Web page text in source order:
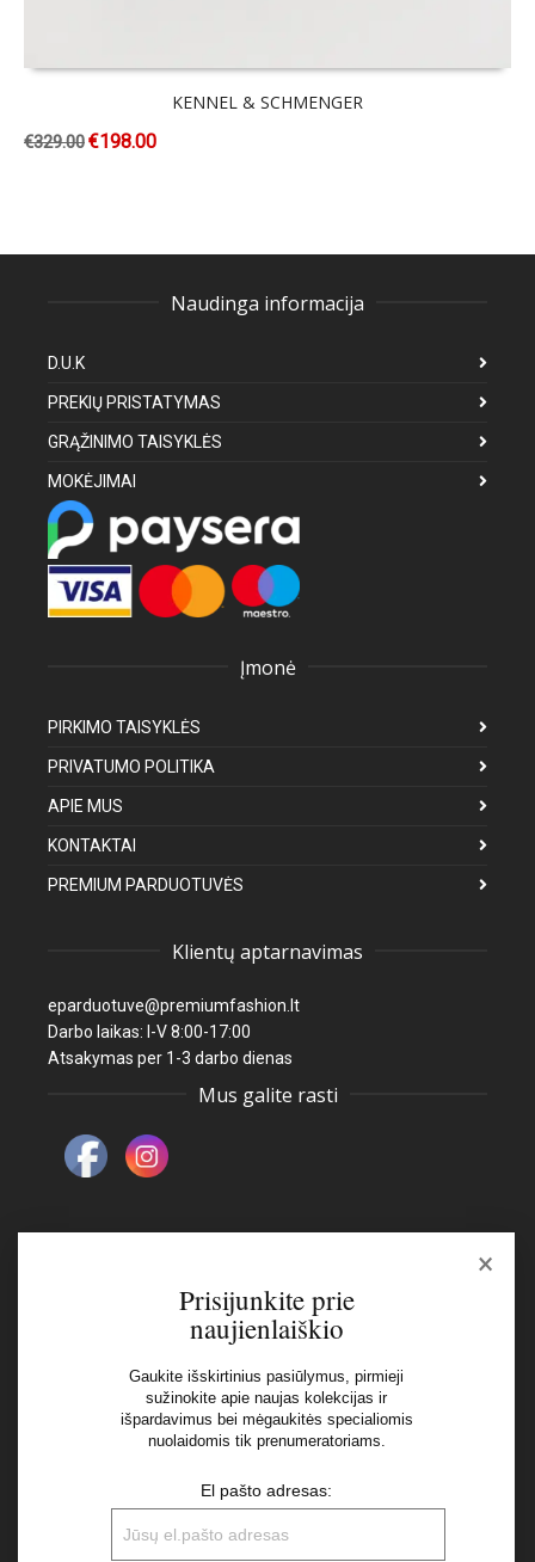
KENNEL & SCHMENGER
€329.00€198.00
Naudinga informacija
D.U.K
PREKIŲ PRISTATYMAS
GRĄŽINIMO TAISYKLĖS
MOKĖJIMAI
Įmonė
PIRKIMO TAISYKLĖS
PRIVATUMO POLITIKA
APIE MUS
KONTAKTAI
PREMIUM PARDUOTUVĖS
Klientų aptarnavimas
eparduotuve@premiumfashion.lt
Darbo laikas: I-V 8:00-17:00
Atsakymas per 1-3 darbo dienas
Mus galite rasti
Naujienlaiškis
Aš perskaičiau ir sutinku su Privatumo Politikos
×
Prisijunkite prie
naujienlaiškio
Gaukite išskirtinius pasiūlymus, pirmieji
sužinokite apie naujas kolekcijas ir
išpardavimus bei mėgaukitės specialiomis
nuolaidomis tik prenumeratoriams.
El pašto adresas: